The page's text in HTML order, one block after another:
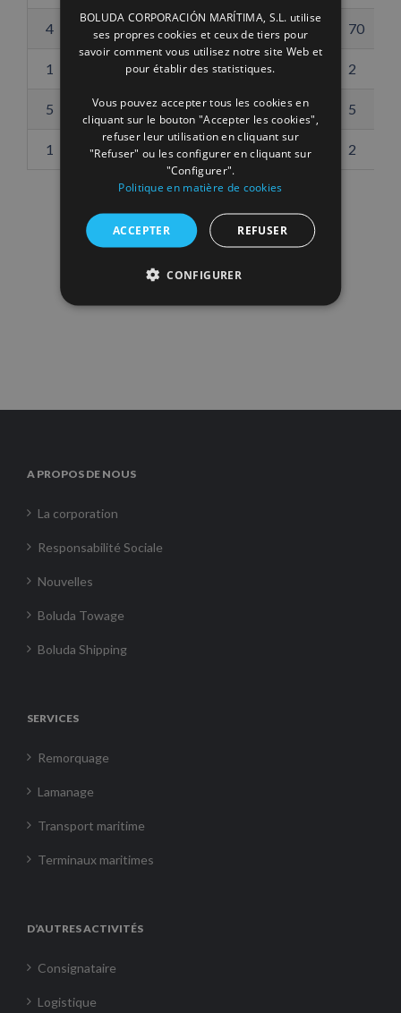
4 Plateformes 70
1 Chariot élévateur 2
5 Chariot élévateur 5
1 Chariot élévateur à mât bas 2
VILLAGARCÍA EXTRANET
A PROPOS DE NOUS
La corporation
Responsabilité Sociale
Nouvelles
Boluda Towage
Boluda Shipping
SERVICES
Remorquage
Lamanage
Transport maritime
Terminaux maritimes
D’AUTRES ACTIVITÉS
Consignataire
Logistique
ENGLISH
FRENCH
BOLUDA CORPORACIÓN MARÍTIMA, S.L. utilise
ses propres cookies et ceux de tiers pour
savoir comment vous utilisez notre site Web et
pour établir des statistiques.
Vous pouvez accepter tous les cookies en
cliquant sur le bouton "Accepter les cookies",
refuser leur utilisation en cliquant sur
"Refuser" ou les configurer en cliquant sur
"Configurer".
Politique en matière de cookies
ACCEPTER REFUSER
CONFIGURER